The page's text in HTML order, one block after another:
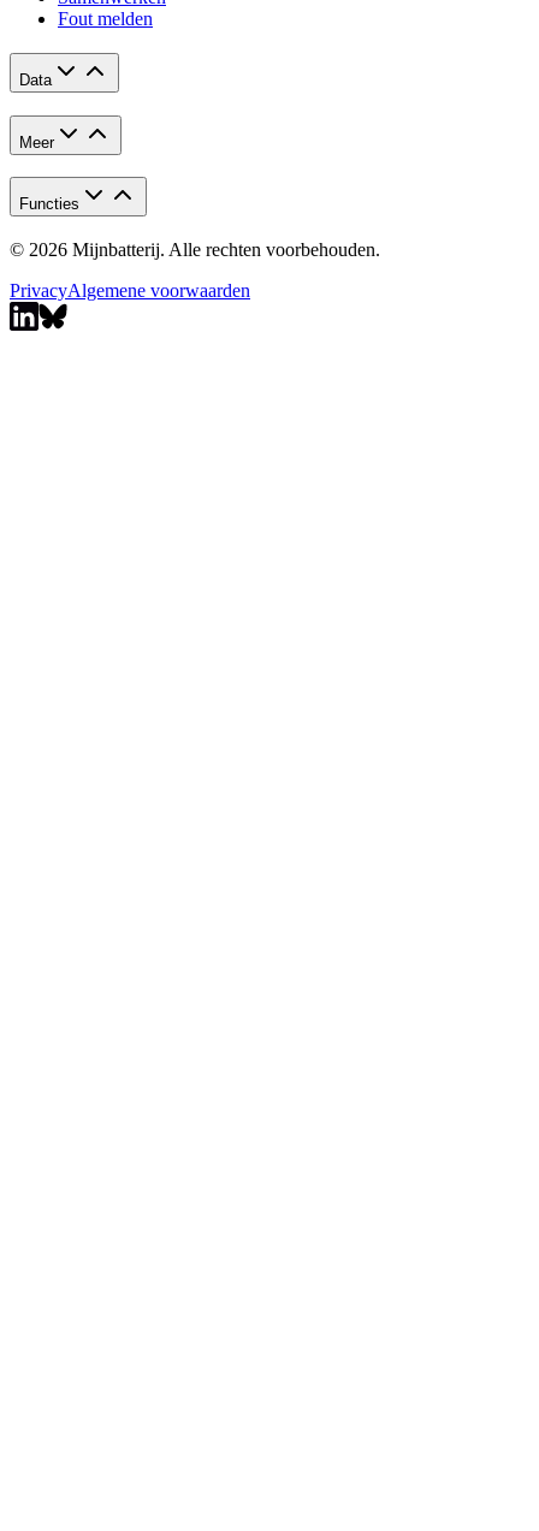
Fout melden
Data
Meer
Functies
© 2026 Mijnbatterij. Alle rechten voorbehouden.
PrivacyAlgemene voorwaarden